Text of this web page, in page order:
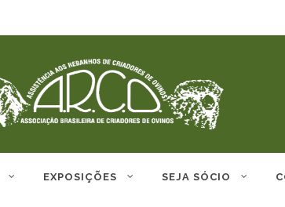
EXPOSIÇÕES SEJA SÓCIO